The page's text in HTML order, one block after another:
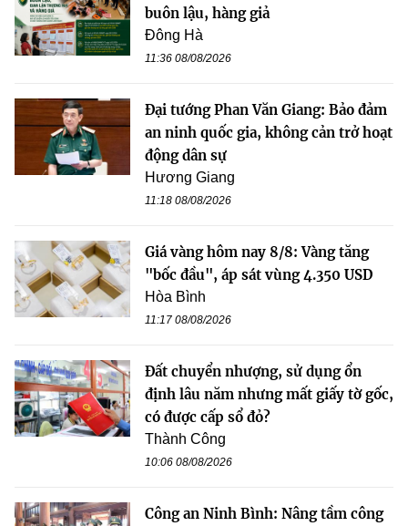
buôn lậu, hàng giả
Đông Hà
11:36 08/08/2026
Đại tướng Phan Văn Giang: Bảo đảm
an ninh quốc gia, không cản trở hoạt
động dân sự
Hương Giang
11:18 08/08/2026
Giá vàng hôm nay 8/8: Vàng tăng
"bốc đầu", áp sát vùng 4.350 USD
Hòa Bình
11:17 08/08/2026
Đất chuyển nhượng, sử dụng ổn
định lâu năm nhưng mất giấy tờ gốc,
có được cấp sổ đỏ?
Thành Công
10:06 08/08/2026
Công an Ninh Bình: Nâng tầm công